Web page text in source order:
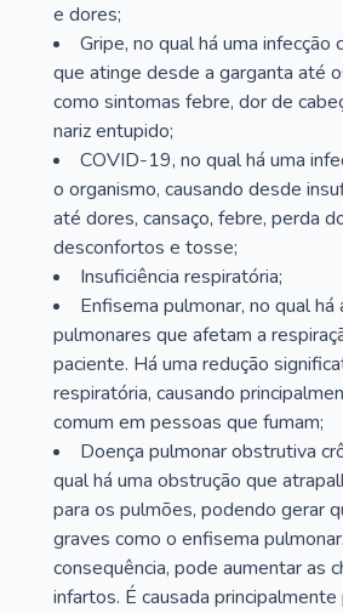
e dores;
Gripe, no qual há uma infecção
que atinge desde a garganta até
como sintomas febre, dor de
nariz entupido;
COVID-19, no qual há uma
o organismo, causando desde
até dores, cansaço, febre, perda
desconfortos e tosse;
Insuficiência respiratória;
Enfisema pulmonar, no qual há
pulmonares que afetam a
paciente. Há uma redução
respiratória, causando
comum em pessoas que fumam;
Doença pulmonar obstrutiva
qual há uma obstrução que
para os pulmões, podendo gerar
graves como o enfisema
consequência, pode aumentar as
infartos. É causada